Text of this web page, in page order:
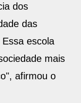
dos
das
escola
mais
afirmou o